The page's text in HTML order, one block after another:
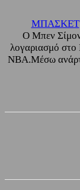
ΜΠΑΣΚΕΤ
Ο Μπεν
λογαριασμό στο
NBA.Μέσω